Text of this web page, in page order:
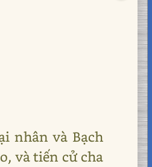
nhân và Bạch
và tiến cử cha